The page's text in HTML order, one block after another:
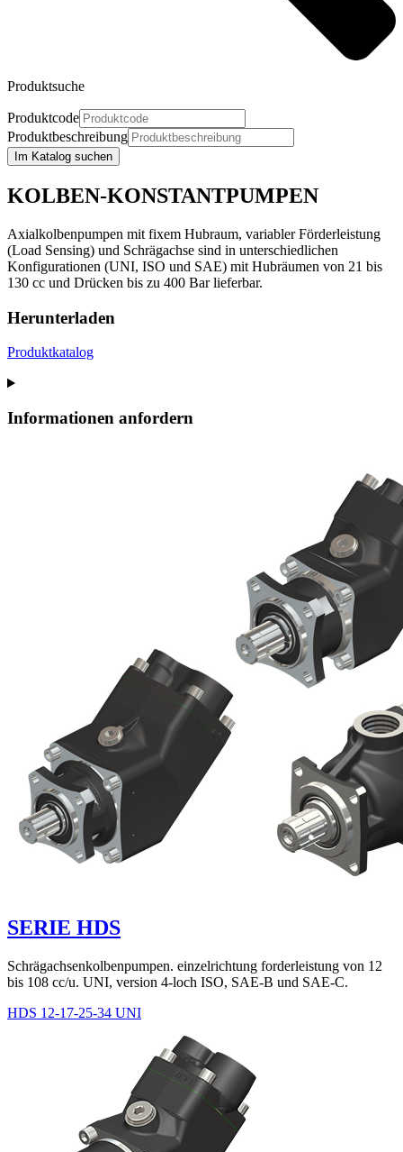
Produktsuche
Produktcode
Produktbeschreibung
Im Katalog suchen
KOLBEN-KONSTANTPUMPEN
Axialkolbenpumpen mit fixem Hubraum, variabler Förderleistung
(Load Sensing) und Schrägachse sind in unterschiedlichen
Konfigurationen (UNI, ISO und SAE) mit Hubräumen von 21 bis
130 cc und Drücken bis zu 400 Bar lieferbar.
Herunterladen
Produktkatalog
Informationen anfordern
SERIE HDS
Schrägachsenkolbenpumpen. einzelrichtung forderleistung von 12
bis 108 cc/u. UNI, version 4-loch ISO, SAE-B und SAE-C.
HDS 12-17-25-34 UNI